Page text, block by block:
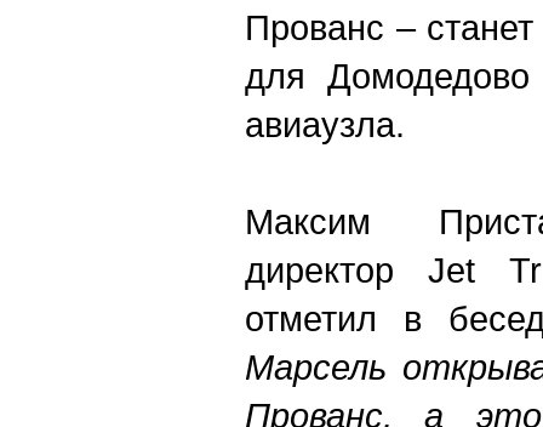
Прованс –
для Домодедово
авиаузла.
Максим
директор Jet
отметил в
Марсель
Прованс, а